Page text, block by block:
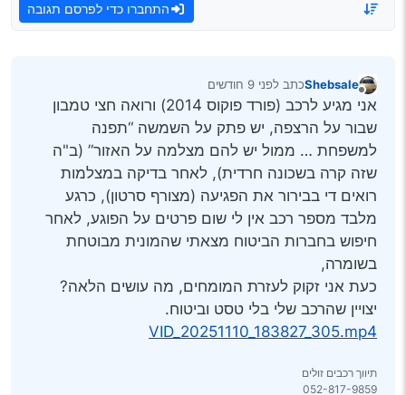
התחברו כדי לפרסם תגובה
Shebsaleכתב לפני 9 חודשים
נערך לאחרונה על ידי
אני מגיע לרכב (פורד פוקוס 2014) ורואה חצי טמבון
שבור על הרצפה, יש פתק על השמשה “תפנה
למשפחת … ממול יש להם מצלמה על האזור” (ב"ה
שזה קרה בשכונה חרדית), לאחר בדיקה במצלמות
רואים די בבירור את הפגיעה (מצורף סרטון), כרגע
מלבד מספר רכב אין לי שום פרטים על הפוגע, לאחר
חיפוש בחברות הביטוח מצאתי שהמונית מבוטחת
בשומרה,
כעת אני זקוק לעזרת המומחים, מה עושים הלאה?
יצויין שהרכב שלי בלי טסט וביטוח.
VID_20251110_183827_305.mp4
תיווך רכבים זולים